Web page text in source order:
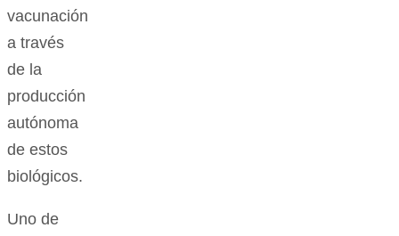
vacunación
a través
de la
producción
autónoma
de estos
biológicos.
Uno de